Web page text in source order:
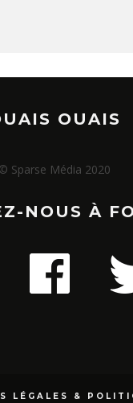
OUAIS
© Sparse Média 2020
NOUS À
LÉGALES &